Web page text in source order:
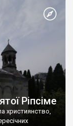
християнином.
Таврійського
Ріпсіме
християнство,